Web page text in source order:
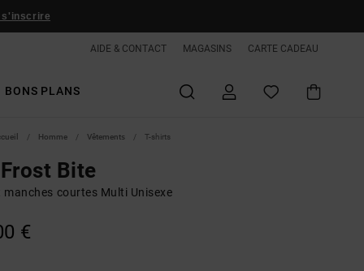
s'inscrire
AIDE & CONTACT MAGASINS CARTE CADEAU
BONS PLANS
Homme Vêtements T-shirts
Bite
manches courtes Multi Unisexe
€